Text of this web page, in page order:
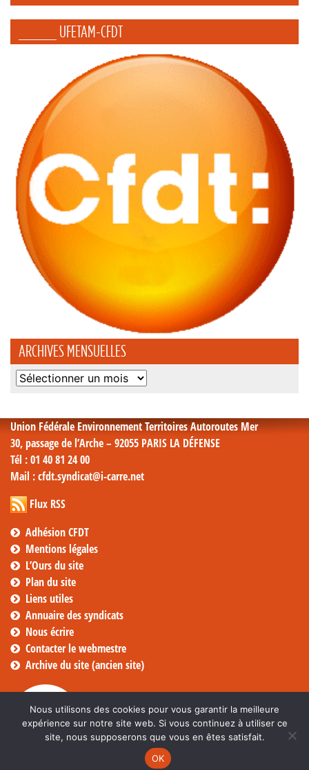
_____ UFETAM-CFDT
ARCHIVES MENSUELLES
Archives
Union Fédérale Environnement Territoires Autoroutes Mer
30, passage de l’Arche – 92055 PARIS LA DÉFENSE
Tél : 01 40 81 24 00
Mail : cfdt.syndicat@i-carre.net
Flux RSS
Adhésion CFDT
Mentions légales
L’Ours du site
Plan du site
Liens utiles
Annuaire des syndicats
Nous écrire
Contacter le webmestre
Archive du site (ancien site)
Nous utilisons des cookies pour vous garantir la meilleure
expérience sur notre site web. Si vous continuez à utiliser ce
site, nous supposerons que vous en êtes satisfait.
OK